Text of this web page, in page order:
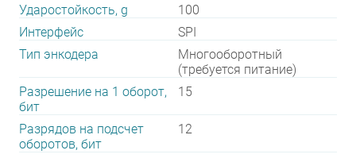
Ударостойкость, g
100
Интерфейс
SPI
Тип энкодера
Многооборотный
(требуется питание)
Разрешение на 1 оборот,
бит
15
Разрядов на подсчет
оборотов, бит
12